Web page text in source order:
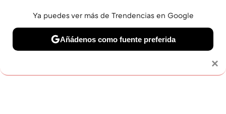
×
Ya puedes ver más de Trendencias en Google
Añádenos como fuente preferida